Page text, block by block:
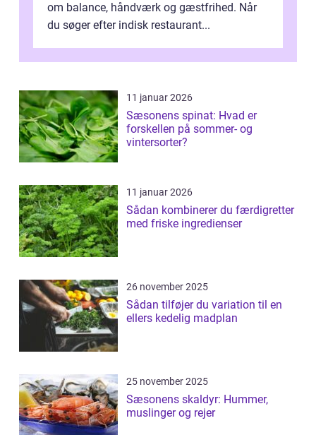
om balance, håndværk og gæstfrihed. Når
du søger efter indisk restaurant...
11 januar 2026
Sæsonens spinat: Hvad er
forskellen på sommer- og
vintersorter?
11 januar 2026
Sådan kombinerer du færdigretter
med friske ingredienser
26 november 2025
Sådan tilføjer du variation til en
ellers kedelig madplan
25 november 2025
Sæsonens skaldyr: Hummer,
muslinger og rejer